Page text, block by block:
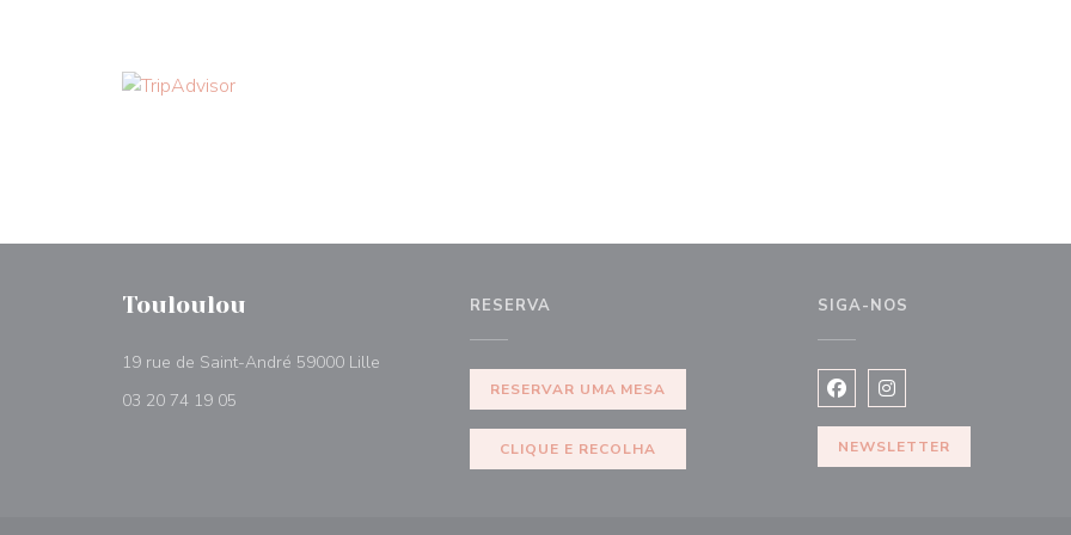
Touloulou
19 rue de Saint-André 59000 Lille
03 20 74 19 05
RESERVA
RESERVAR UMA MESA
CLIQUE E RECOLHA
SIGA-NOS
Facebook ((abre numa nova
Instagram ((abre numa
NEWSLETTER